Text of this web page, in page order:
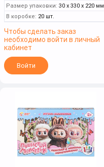
Размер упаковки: 30 x 330 x 220 мм
В коробке: 20 шт.
Чтобы сделать заказ
необходимо войти в личный
кабинет
Войти